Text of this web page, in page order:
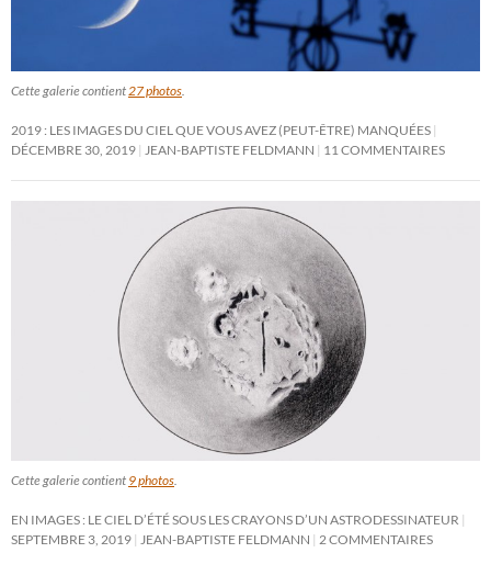
Cette galerie contient27 photos.
2019 : LES IMAGES DU CIEL QUE VOUS AVEZ (PEUT-ÊTRE) MANQUÉES
DÉCEMBRE 30, 2019 JEAN-BAPTISTE FELDMANN 11 COMMENTAIRES
Cette galerie contient 9 photos.
EN IMAGES : LE CIEL D’ÉTÉ SOUS LES CRAYONS D’UN ASTRODESSINATEUR
SEPTEMBRE 3, 2019 JEAN-BAPTISTE FELDMANN 2 COMMENTAIRES